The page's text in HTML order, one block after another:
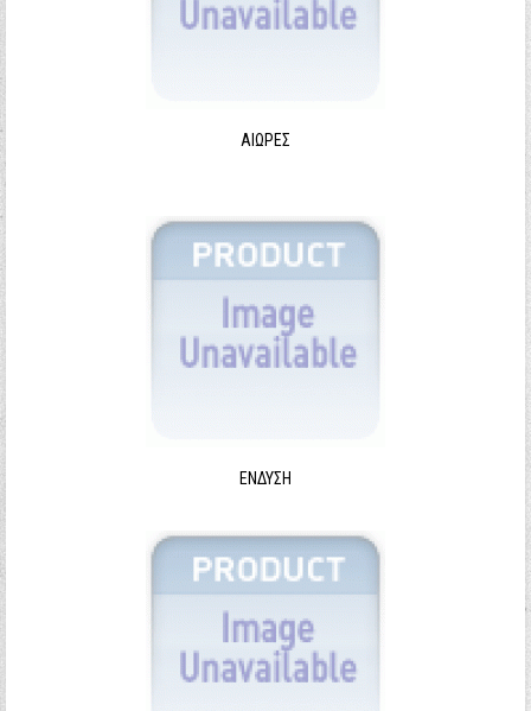
ΑΙΩΡΕΣ
ΈΝΔΥΣΗ